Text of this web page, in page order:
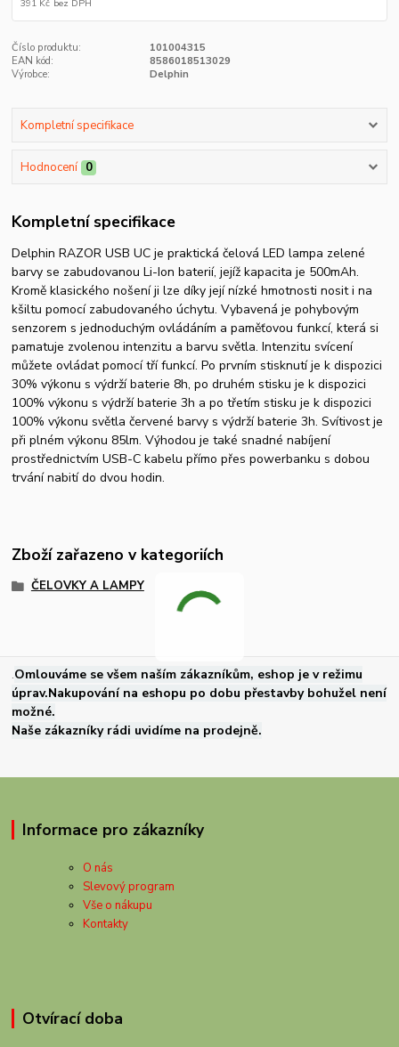
391 Kč bez DPH
Číslo produktu:
101004315
EAN kód:
8586018513029
Výrobce:
Delphin
Kompletní specifikace
Hodnocení 0
Kompletní specifikace
Delphin RAZOR USB UC je praktická čelová LED lampa zelené
barvy se zabudovanou Li-Ion baterií, jejíž kapacita je 500mAh.
Kromě klasického nošení ji lze díky její nízké hmotnosti nosit i na
kšiltu pomocí zabudovaného úchytu. Vybavená je pohybovým
senzorem s jednoduchým ovládáním a paměťovou funkcí, která si
pamatuje zvolenou intenzitu a barvu světla. Intenzitu svícení
můžete ovládat pomocí tří funkcí. Po prvním stisknutí je k dispozici
30% výkonu s výdrží baterie 8h, po druhém stisku je k dispozici
100% výkonu s výdrží baterie 3h a po třetím stisku je k dispozici
100% výkonu světla červené barvy s výdrží baterie 3h. Svítivost je
při plném výkonu 85lm. Výhodou je také snadné nabíjení
prostřednictvím USB-C kabelu přímo přes powerbanku s dobou
trvání nabití do dvou hodin.
Zboží zařazeno v kategoriích
ČELOVKY A LAMPY
.Omlouváme se všem naším zákazníkům, eshop je v režimu
úprav.Nakupování na eshopu po dobu přestavby bohužel není
možné.
Naše zákazníky rádi uvidíme na prodejně.
Informace pro zákazníky
O nás
Slevový program
Vše o nákupu
Kontakty
Otvírací doba